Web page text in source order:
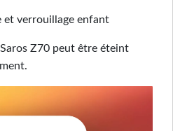
et verrouillage enfant
Z70 peut être éteint